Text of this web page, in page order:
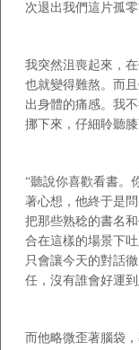
次退出我們這片孤零
我突然沮喪起來，
也就變得難熬。而
出身體的痛感。我
挪下來，仔細聆聽
“聽說你喜歡看書。
著心想，他終于是
把那些熟稔的書名
合在這樣的場景下
只會讓今天的對話
任，沒有誰會好運
而他略微歪著腦袋